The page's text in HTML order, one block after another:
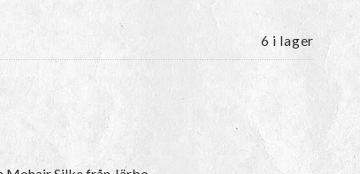
6 i lager
Blue mängd